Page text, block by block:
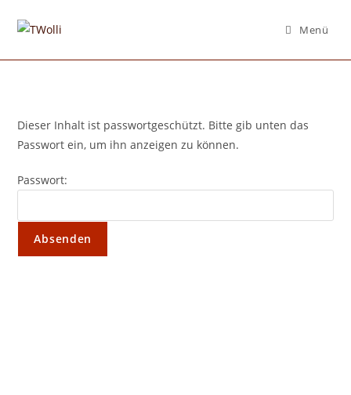
Inhalt
Menü
Dieser Inhalt ist passwortgeschützt. Bitte gib unten das
Passwort ein, um ihn anzeigen zu können.
Passwort: